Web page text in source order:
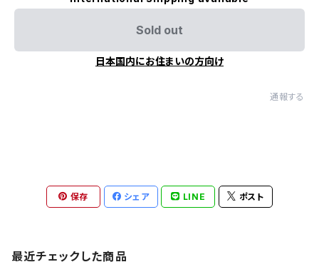
Sold out
日本国内にお住まいの方向け
通報する
保存 シェア LINE ポスト
最近チェックした商品